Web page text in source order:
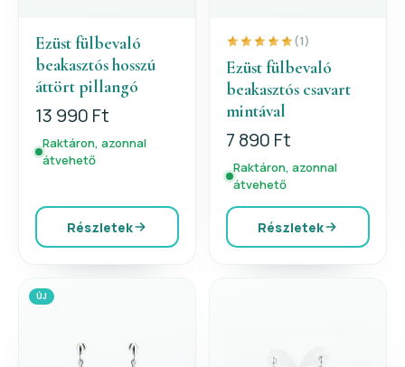
Ezüst fülbevaló
beakasztós hosszú
áttört pillangó
13 990 Ft
Raktáron, azonnal
átvehető
Részletek
(1)
Ezüst fülbevaló
beakasztós csavart
mintával
7 890 Ft
Raktáron, azonnal
átvehető
Részletek
ÚJ